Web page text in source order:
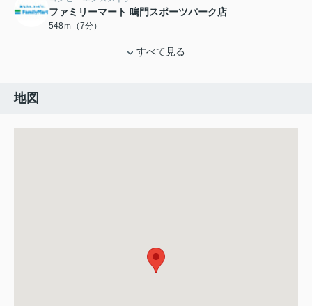
ファミリーマート 鳴門スポーツパーク店
548ｍ（7分）
すべて見る
地図